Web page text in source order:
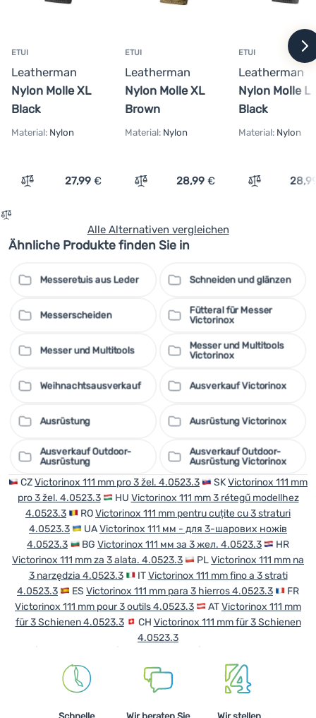
ETUI
Leatherman
Nylon Molle XL
Black
Material: Nylon
Vergleichen
27,99 €
ETUI
Leatherman
Nylon Molle XL
Brown
Material: Nylon
Vergleichen
28,99 €
ETUI
Leatherman
Nylon Molle L
Black
Material: Nylon
Vergleichen
Alle Alternativen vergleichen
Ähnliche Produkte finden Sie in
Messeretuis aus Leder Schneiden und glänzen
Messerscheiden
Fütteral für Messer
Victorinox
Messer und Multitools
Messer und Multitools
Victorinox
Weihnachtsausverkauf Ausverkauf Victorinox
Ausrüstung Ausrüstung Victorinox
Ausverkauf Outdoor-
Ausrüstung
Ausverkauf Outdoor-
Ausrüstung Victorinox
CZVictorinox 111 mm pro 3 žel. 4.0523.3 SKVictorinox 111 mm
pro 3 žel. 4.0523.3
HU Victorinox 111 mm 3 rétegű modellhez
4.0523.3
ROVictorinox 111 mm pentru cuțite cu 3 straturi
4.0523.3
UAVictorinox 111 мм - для 3-шарових ножів
4.0523.3
BG Victorinox 111 мм за 3 жел. 4.0523.3
HR
Victorinox 111 mm za 3 alata. 4.0523.3
PLVictorinox 111 mm na
3 narzędzia 4.0523.3
ITVictorinox 111 mm fino a 3 strati
4.0523.3
ES Victorinox 111 mm para 3 hierros 4.0523.3
FR
Victorinox 111 mm pour 3 outils 4.0523.3
ATVictorinox 111 mm
für 3 Schienen 4.0523.3
CH Victorinox 111 mm für 3 Schienen
4.0523.3